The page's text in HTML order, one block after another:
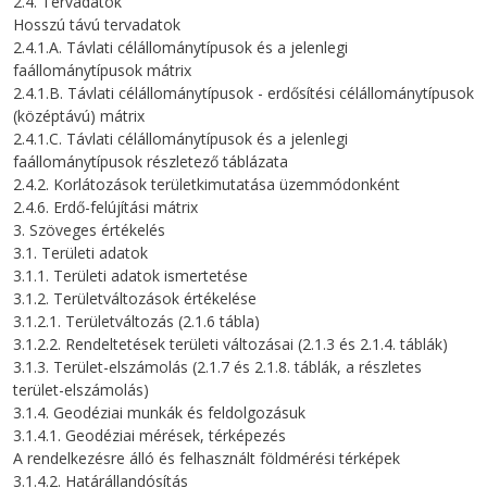
Hosszú távú tervadatok
2.4.1.A. Távlati célállománytípusok és a jelenlegi
faállománytípusok mátrix
2.4.1.B. Távlati célállománytípusok - erdősítési célállománytípusok
(középtávú) mátrix
2.4.1.C. Távlati célállománytípusok és a jelenlegi
faállománytípusok részletező táblázata
2.4.2. Korlátozások területkimutatása üzemmódonként
2.4.6. Erdő-felújítási mátrix
3. Szöveges értékelés
3.1. Területi adatok
3.1.1. Területi adatok ismertetése
3.1.2. Területváltozások értékelése
3.1.2.1. Területváltozás (2.1.6 tábla)
3.1.2.2. Rendeltetések területi változásai (2.1.3 és 2.1.4. táblák)
3.1.3. Terület-elszámolás (2.1.7 és 2.1.8. táblák, a részletes
terület-elszámolás)
3.1.4. Geodéziai munkák és feldolgozásuk
3.1.4.1. Geodéziai mérések, térképezés
A rendelkezésre álló és felhasznált földmérési térképek
3.1.4.2. Határállandósítás